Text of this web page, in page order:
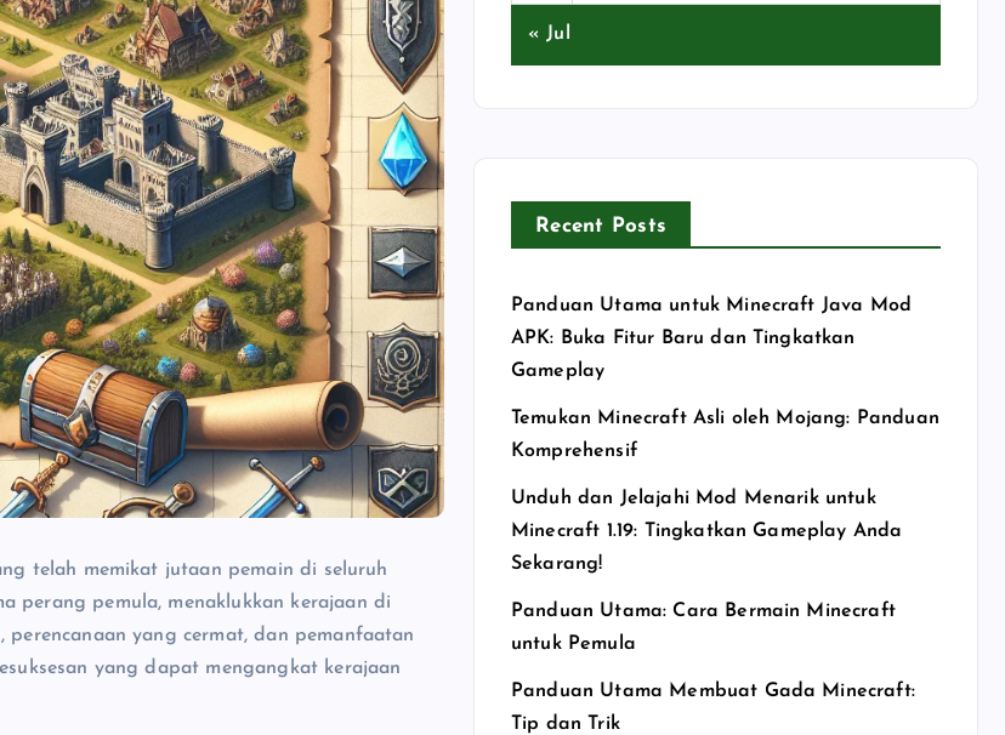
telah memikat jutaan pemain di seluruh
perang pemula, menaklukkan kerajaan di
yang cermat, dan pemanfaatan
yang dapat mengangkat kerajaan
« Jul
Recent Posts
Panduan Utama untuk Minecraft Java Mod
APK: Buka Fitur Baru dan Tingkatkan
Gameplay
Temukan Minecraft Asli oleh Mojang: Panduan
Komprehensif
Unduh dan Jelajahi Mod Menarik untuk
Minecraft 1.19: Tingkatkan Gameplay Anda
Sekarang!
Panduan Utama: Cara Bermain Minecraft
untuk Pemula
Panduan Utama Membuat Gada Minecraft:
Tip dan Trik